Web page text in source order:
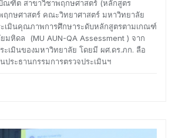
ฑิต สาขาวิชาพฤกษศาสตร์ (หลักสูตร
กษศาสตร์ คณะวิทยาศาสตร์ มหาวิทยาลัย
เมินคุณภาพการศึกษาระดับหลักสูตรตามเกณฑ์
มหิดล (MU AUN-QA Assessment ) จาก
ะเมินของมหาวิทยาลัย โดยมี ผศ.ดร.ภก. ลือ
ระธานกรรมการตรวจประเมินฯ